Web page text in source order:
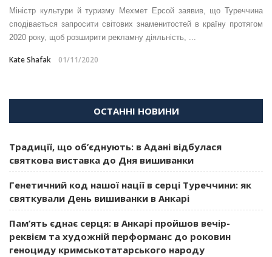
Міністр культури й туризму Мехмет Ерсой заявив, що Туреччина
сподівається запросити світових знаменитостей в країну протягом
2020 року, щоб розширити рекламну діяльність, ...
Kate Shafak 01/11/2020
ОСТАННІ НОВИНИ
Традиції, що об’єднують: в Адані відбулася
святкова виставка до Дня вишиванки
Генетичний код нашої нації в серці Туреччини: як
святкували День вишиванки в Анкарі
Пам’ять єднає серця: в Анкарі пройшов вечір-
реквієм та художній перформанс до роковин
геноциду кримськотатарського народу